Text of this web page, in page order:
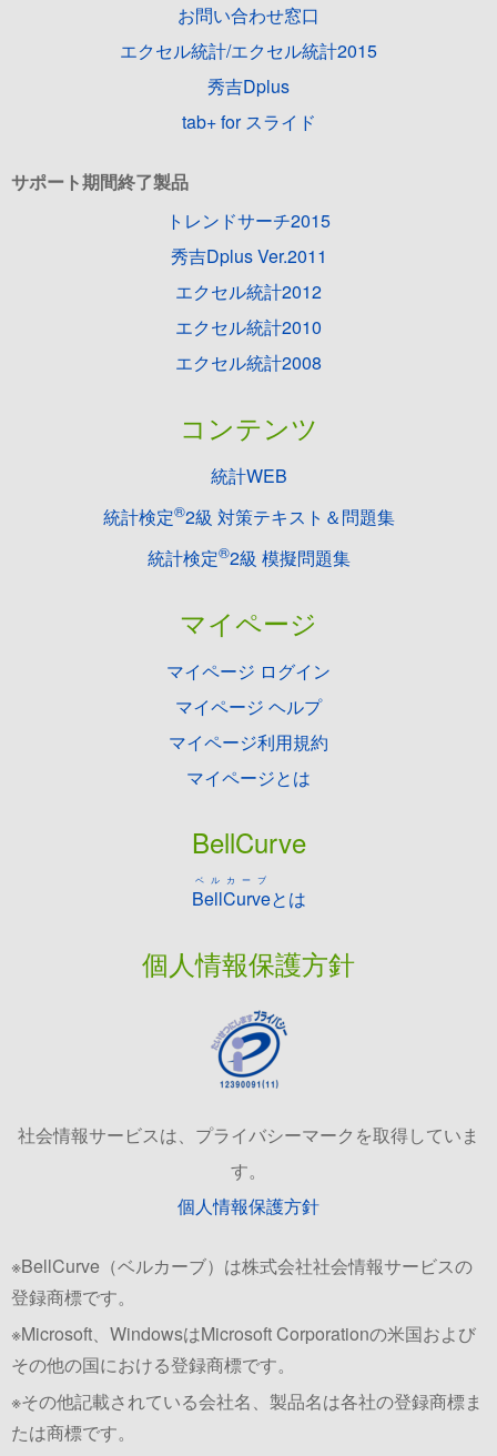
お問い合わせ窓口
エクセル統計/エクセル統計2015
秀吉Dplus
tab+ for スライド
サポート期間終了製品
トレンドサーチ2015
秀吉Dplus Ver.2011
エクセル統計2012
エクセル統計2010
エクセル統計2008
コンテンツ
統計WEB
統計検定®2級 対策テキスト＆問題集
統計検定®2級 模擬問題集
マイページ
マイページ ログイン
マイページ ヘルプ
マイページ利用規約
マイページとは
BellCurve
BellCurve
ベルカーブ
とは
個人情報保護方針
社会情報サービスは、プライバシーマークを取得していま
す。
個人情報保護方針
※BellCurve（ベルカーブ）は株式会社社会情報サービスの
登録商標です。
※Microsoft、WindowsはMicrosoft Corporationの米国および
その他の国における登録商標です。
※その他記載されている会社名、製品名は各社の登録商標ま
たは商標です。